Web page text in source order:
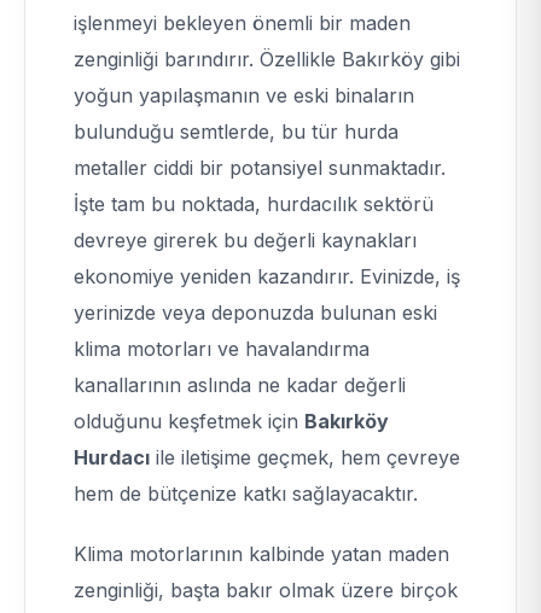
işlenmeyi bekleyen önemli bir maden
zenginliği barındırır. Özellikle Bakırköy gibi
yoğun yapılaşmanın ve eski binaların
bulunduğu semtlerde, bu tür hurda
metaller ciddi bir potansiyel sunmaktadır.
İşte tam bu noktada, hurdacılık sektörü
devreye girerek bu değerli kaynakları
ekonomiye yeniden kazandırır. Evinizde, iş
yerinizde veya deponuzda bulunan eski
klima motorları ve havalandırma
kanallarının aslında ne kadar değerli
olduğunu keşfetmek için Bakırköy
Hurdacı ile iletişime geçmek, hem çevreye
hem de bütçenize katkı sağlayacaktır.
Klima motorlarının kalbinde yatan maden
zenginliği, başta bakır olmak üzere birçok